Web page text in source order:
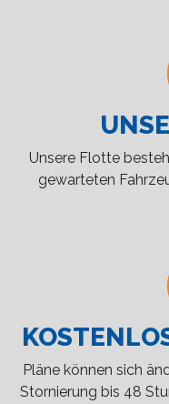
Unsere Flotte
gewarteten
Pläne können sich
Stornierung bis 48